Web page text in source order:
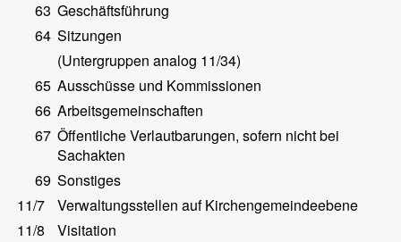
63 Geschäftsführung
64 Sitzungen
(Untergruppen analog 11/34)
65 Ausschüsse und Kommissionen
66 Arbeitsgemeinschaften
67 Öffentliche Verlautbarungen, sofern nicht bei
Sachakten
69 Sonstiges
11/7
Verwaltungsstellen auf Kirchengemeindeebene
11/8
Visitation